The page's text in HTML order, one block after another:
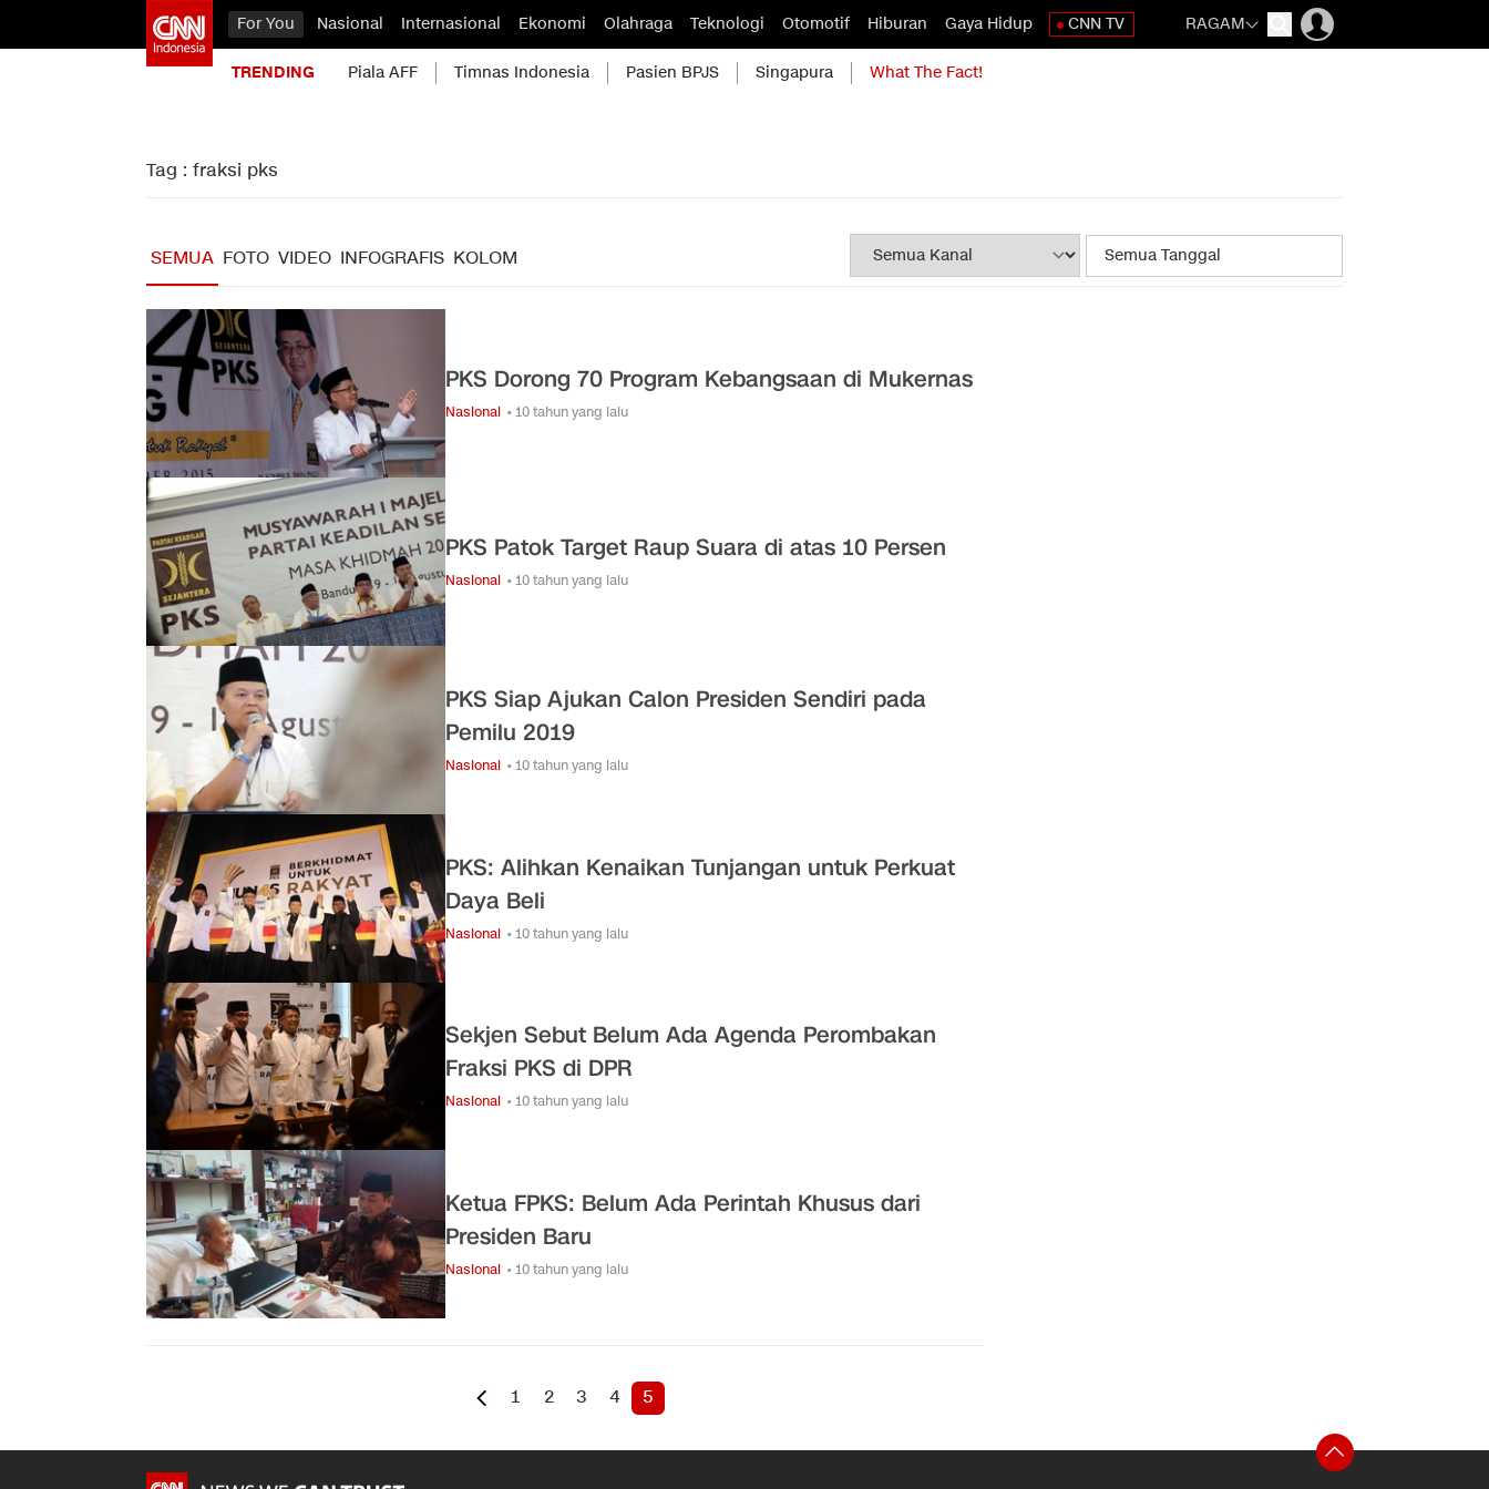
For You Nasional Internasional Ekonomi Olahraga Teknologi Otomotif Hiburan Gaya Hidup CNN TV RAGAM
TRENDING Piala AFF Timnas Indonesia Pasien BPJS Singapura What The Fact!
Tag : fraksi pks
SEMUA FOTO VIDEO INFOGRAFIS KOLOM
PKS Dorong 70 Program Kebangsaan di Mukernas
Nasional • 10 tahun yang lalu
PKS Patok Target Raup Suara di atas 10 Persen
Nasional • 10 tahun yang lalu
PKS Siap Ajukan Calon Presiden Sendiri pada
Pemilu 2019
Nasional • 10 tahun yang lalu
PKS: Alihkan Kenaikan Tunjangan untuk Perkuat
Daya Beli
Nasional • 10 tahun yang lalu
Sekjen Sebut Belum Ada Agenda Perombakan
Fraksi PKS di DPR
Nasional • 10 tahun yang lalu
Ketua FPKS: Belum Ada Perintah Khusus dari
Presiden Baru
Nasional • 10 tahun yang lalu
1 2 3 4 5